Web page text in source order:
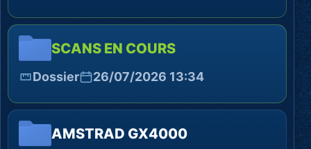
SCANS EN COURS
Dossier 26/07/2026 13:34
AMSTRAD GX4000